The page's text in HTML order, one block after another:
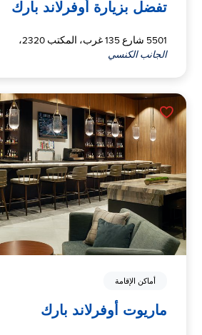
تفضل بزيارة أوفرلاند بارك
5501 شارع 135 غرب، المكتب 2320،
الجانب الكنسي
أماكن الإقامة
ماريوت أوفرلاند بارك